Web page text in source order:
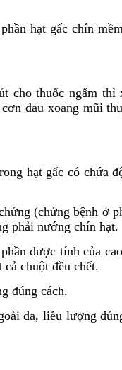
hạt gấc chín
cho thuốc ngấm thì
đau xoang mũi
hạt gấc có chứa
(chứng bệnh ở
phải nướng chín hạt.
dược tính của
chuột đều chết.
đúng cách.
da, liều lượng